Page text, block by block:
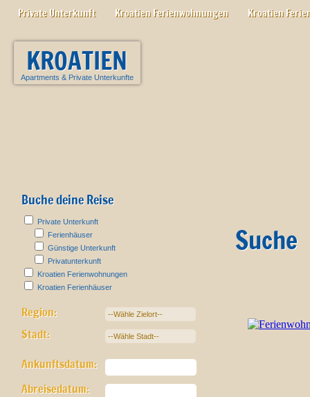
Private Unterkunft Kroatien Ferienwohnungen Kroatien
KROATIEN
Apartments & Private Unterkunfte
Buche deine Reise
Private Unterkunft
Ferienhäuser
Günstige Unterkunft
Privatunterkunft
Kroatien Ferienwohnungen
Kroatien Ferienhäuser
Region:
Stadt:
Ankunftsdatum:
Abreisedatum:
Suche